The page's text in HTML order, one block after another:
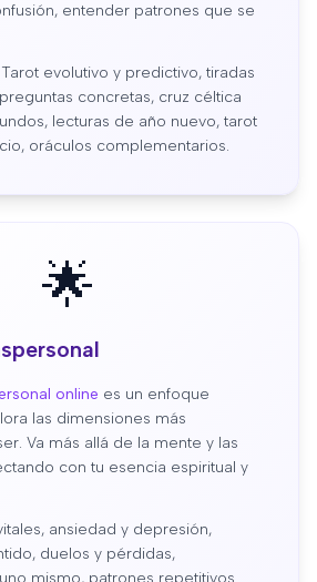
entender patrones que se
Tarot evolutivo y predictivo, tiradas
concretas, cruz céltica
lecturas de año nuevo, tarot
oráculos complementarios.
🌟
online es un enfoque
las dimensiones más
Va más allá de la mente y las
con tu esencia espiritual y
ansiedad y depresión,
duelos y pérdidas,
mismo, patrones repetitivos